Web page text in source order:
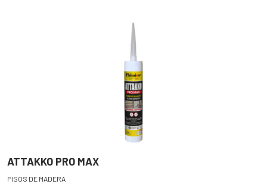
ATTAKKO PRO MAX
PISOS DE MADERA